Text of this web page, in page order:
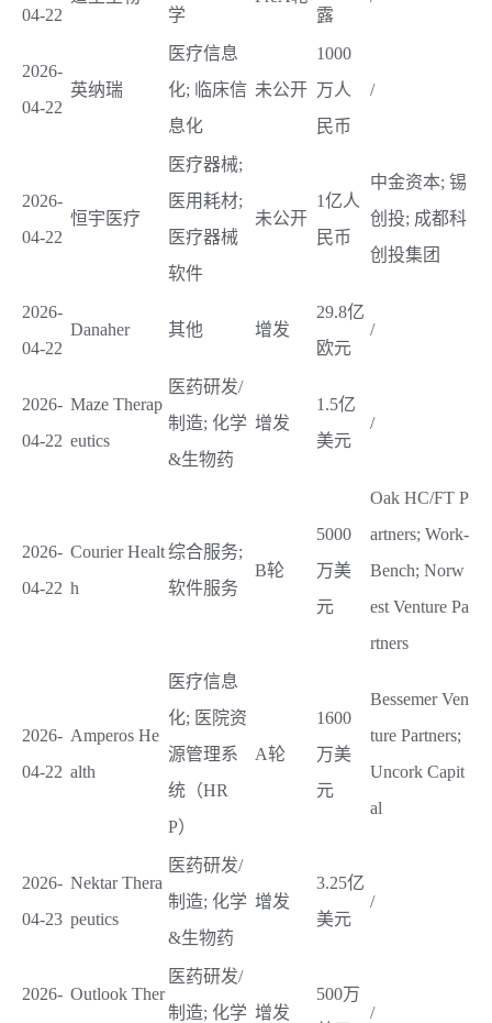
04-22
学
露
2026-
04-22
英纳瑞
医疗信息
化; 临床信
息化
未公开
1000
万人
民币
/
2026-
04-22
恒宇医疗
医疗器械;
医用耗材;
医疗器械
软件
未公开
1亿人
民币
中金资本; 锡
创投; 成都科
创投集团
2026-
04-22
Danaher 其他 增发
29.8亿
欧元
/
2026-
04-22
Maze Therap
eutics
医药研发/
制造; 化学
&生物药
增发
1.5亿
美元
/
2026-
04-22
Courier Healt
h
综合服务;
软件服务
B轮
5000
万美
元
Oak HC/FT P
artners; Work-
Bench; Norw
est Venture Pa
rtners
2026-
04-22
Amperos He
alth
医疗信息
化; 医院资
源管理系
统（HR
P）
A轮
1600
万美
元
Bessemer Ven
ture Partners;
Uncork Capit
al
2026-
04-23
Nektar Thera
peutics
医药研发/
制造; 化学
&生物药
增发
3.25亿
美元
/
2026- Outlook Ther
医药研发/
制造; 化学 增发
500万
/